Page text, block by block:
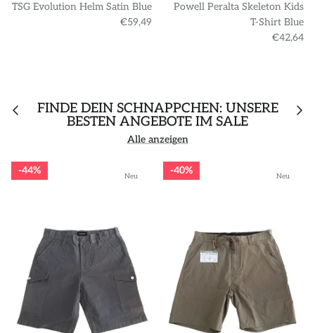
TSG Evolution Helm Satin Blue
€59,49
Powell Peralta Skeleton Kids
T-Shirt Blue
€42,64
FINDE DEIN SCHNÄPPCHEN: UNSERE
BESTEN ANGEBOTE IM SALE
Alle anzeigen
Neu
44% Neu
40%